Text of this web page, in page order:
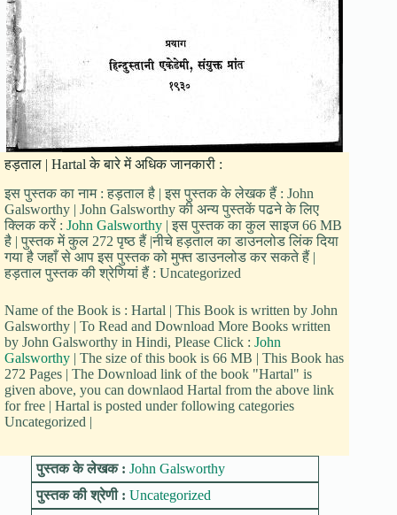
हड़ताल | Hartal के बारे में अधिक जानकारी :
इस पुस्तक का नाम : हड़ताल है | इस पुस्तक के लेखक हैं : John
Galsworthy | John Galsworthy की अन्य पुस्तकें पढने के लिए
क्लिक करें : John Galsworthy | इस पुस्तक का कुल साइज 66 MB
है | पुस्तक में कुल 272 पृष्ठ हैं |नीचे हड़ताल का डाउनलोड लिंक दिया
गया है जहाँ से आप इस पुस्तक को मुफ्त डाउनलोड कर सकते हैं |
हड़ताल पुस्तक की श्रेणियां हैं : Uncategorized
Name of the Book is : Hartal | This Book is written by John
Galsworthy | To Read and Download More Books written
by John Galsworthy in Hindi, Please Click : John
Galsworthy | The size of this book is 66 MB | This Book has
272 Pages | The Download link of the book "Hartal" is
given above, you can downlaod Hartal from the above link
for free | Hartal is posted under following categories
Uncategorized |
पुस्तक के लेखक : John Galsworthy
पुस्तक की श्रेणी : Uncategorized